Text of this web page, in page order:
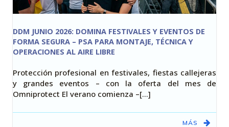
DDM JUNIO 2026: DOMINA FESTIVALES Y EVENTOS DE
FORMA SEGURA – PSA PARA MONTAJE, TÉCNICA Y
OPERACIONES AL AIRE LIBRE
Protección profesional en festivales, fiestas callejeras
y grandes eventos – con la oferta del mes de
Omniprotect El verano comienza –[…]
MÁS